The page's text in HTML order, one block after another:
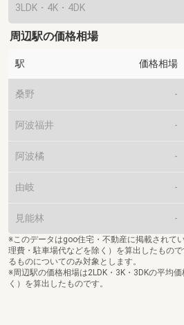
3LDK・4K・4DK
周辺駅の価格相場
駅 価格相場
桑野 -
阿波福井 -
阿波橘 -
由岐 -
見能林 -
※このデータはgoo住宅・不動産に掲載されて
理費・駐車場代などを除く）を算出したもの
るものについてのみ対象とします。
※周辺駅の価格相場は2LDK・3K・3DKの平均
く）を算出したものです。